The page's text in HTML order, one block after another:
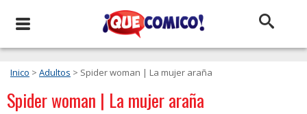
Inico > Adultos > Spider woman | La mujer araña
Spider woman | La mujer araña